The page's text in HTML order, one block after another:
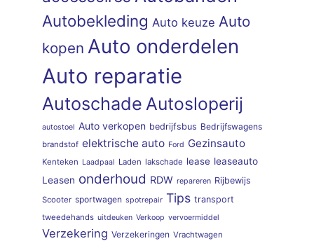
Autobekleding Auto keuze Auto
kopen Auto onderdelen
Auto reparatie
Autoschade Autosloperij
autostoel Auto verkopen bedrijfsbus Bedrijfswagens
brandstof elektrische auto Ford Gezinsauto
Kenteken Laadpaal Laden lakschade lease leaseauto
Leasen onderhoud RDW repareren Rijbewijs
Scooter sportwagen spotrepair Tips transport
tweedehands uitdeuken Verkoop vervoermiddel
Verzekering Verzekeringen Vrachtwagen